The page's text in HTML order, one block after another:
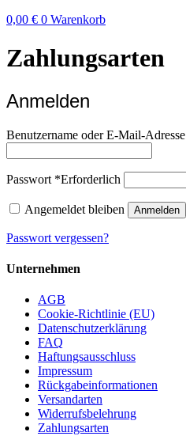
0,00 € 0 Warenkorb
Zahlungsarten
Anmelden
Benutzername oder E-Mail-Adresse
Passwort *Erforderlich
Angemeldet bleiben Anmelden
Passwort vergessen?
Unternehmen
AGB
Cookie-Richtlinie (EU)
Datenschutzerklärung
FAQ
Haftungsausschluss
Impressum
Rückgabeinformationen
Versandarten
Widerrufsbelehrung
Zahlungsarten